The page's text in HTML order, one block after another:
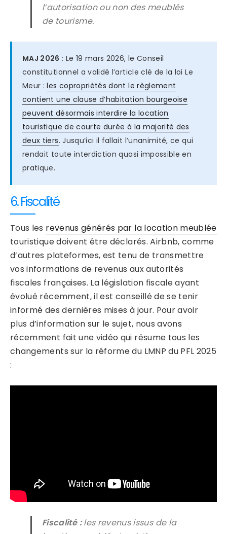
l’autorisation ou non des meublés
de tourisme.
MAJ 2026 : Le 19 mars 2026, le Conseil
constitutionnel a validé l’article clé de la loi Le
Meur :les copropriétés dont le règlement
contient une clause d’habitation bourgeoise
peuvent désormais interdire la location
touristique de courte durée à la majorité des
deux tiers. Jusqu’ici il fallait l’unanimité, ce qui
rendait toute interdiction quasi impossible en
pratique.
6. Fiscalité
Tous les revenus générés par la location meublée
touristique doivent être déclarés. Airbnb, comme
d’autres plateformes, est tenu de transmettre
vos informations de revenus aux autorités
fiscales françaises. La législation fiscale ayant
évolué récemment, il est conseillé de se tenir
informé des dernières mises à jour. Pour avoir
plus d’information sur le sujet, nous avons
récemment fait une vidéo qui résume tous les
changements sur la réforme du LMNP du PFL 2025
:
Fiscalité :les revenus issus de la